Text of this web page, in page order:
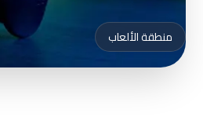
منطقة الألعاب